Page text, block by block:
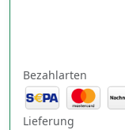
Bezahlarten
Lieferung